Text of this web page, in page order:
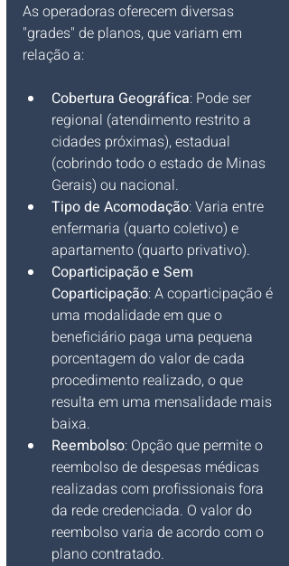
As operadoras oferecem diversas
"grades" de planos, que variam em
relação a:
Cobertura Geográfica: Pode ser
regional (atendimento restrito a
cidades próximas), estadual
(cobrindo todo o estado de Minas
Gerais) ou nacional.
Tipo de Acomodação: Varia entre
enfermaria (quarto coletivo) e
apartamento (quarto privativo).
Coparticipação e Sem
Coparticipação: A coparticipação é
uma modalidade em que o
beneficiário paga uma pequena
porcentagem do valor de cada
procedimento realizado, o que
resulta em uma mensalidade mais
baixa.
Reembolso: Opção que permite o
reembolso de despesas médicas
realizadas com profissionais fora
da rede credenciada. O valor do
reembolso varia de acordo com o
plano contratado.